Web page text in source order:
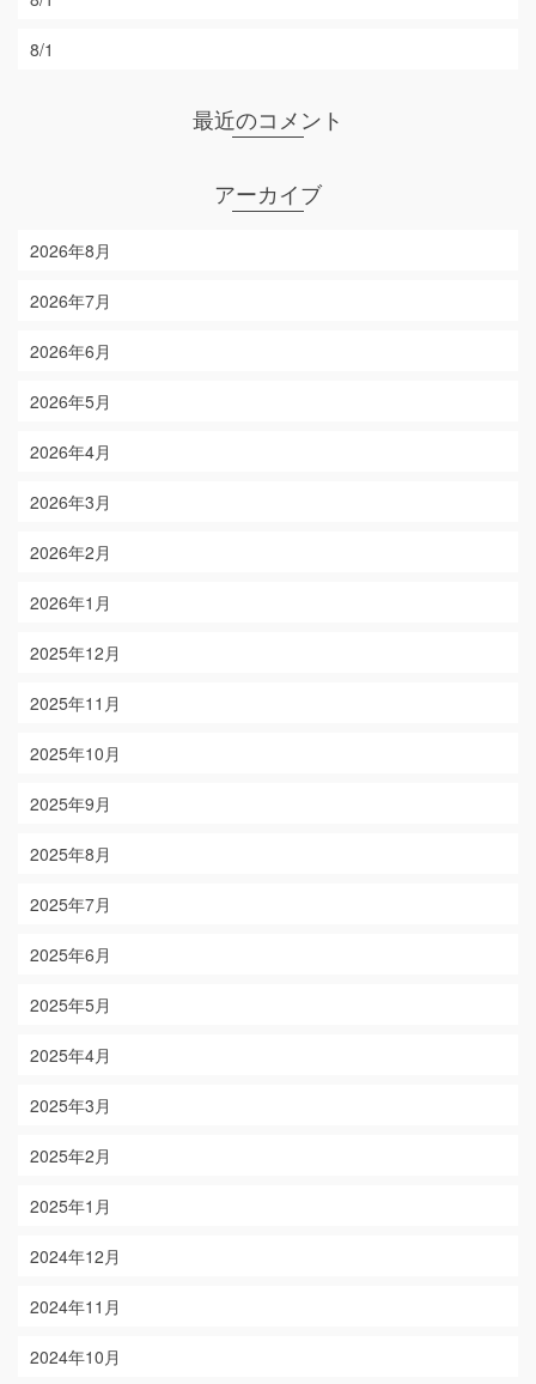
8/1
最近のコメント
アーカイブ
2026年8月
2026年7月
2026年6月
2026年5月
2026年4月
2026年3月
2026年2月
2026年1月
2025年12月
2025年11月
2025年10月
2025年9月
2025年8月
2025年7月
2025年6月
2025年5月
2025年4月
2025年3月
2025年2月
2025年1月
2024年12月
2024年11月
2024年10月